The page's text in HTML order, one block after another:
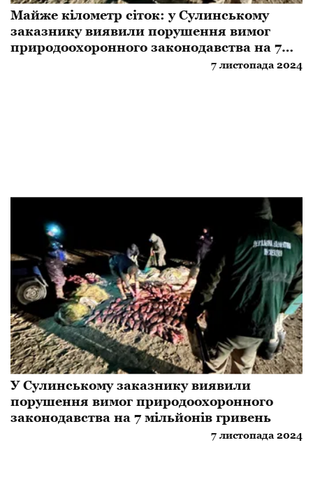
Майже кілометр сіток: у Сулинському
заказнику виявили порушення вимог
природоохоронного законодавства на 7
7 листопада 2024
У Сулинському заказнику виявили
порушення вимог природоохоронного
законодавства на 7 мільйонів гривень
7 листопада 2024